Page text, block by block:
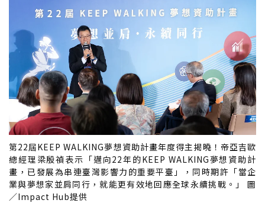
第22屆KEEP WALKING夢想資助計畫年度得主揭曉！帝亞吉歐
總經理梁殷禎表示「邁向22年的KEEP WALKING夢想資助計
畫，已發展為串連臺灣影響力的重要平臺」，同時期許「當企
業與夢想家並肩同行，就能更有效地回應全球永續挑戰。」 圖
／Impact Hub提供